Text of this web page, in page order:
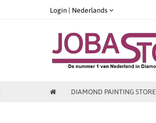
Login | Nederlands
DIAMOND PAINTING STORE